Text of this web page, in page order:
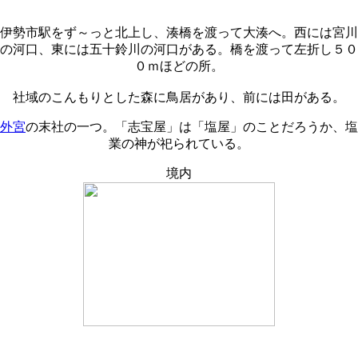
伊勢市駅をず～っと北上し、湊橋を渡って大湊へ。西には宮川
の河口、東には五十鈴川の河口がある。橋を渡って左折し５０
０ｍほどの所。
社域のこんもりとした森に鳥居があり、前には田がある。
外宮の末社の一つ。「志宝屋」は「塩屋」のことだろうか、塩
業の神が祀られている。
境内